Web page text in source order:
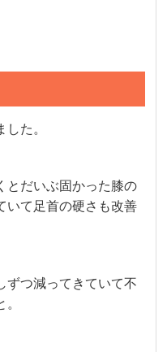
た。
とだいぶ固かった膝の
いて足首の硬さも改善
ずつ減ってきていて不